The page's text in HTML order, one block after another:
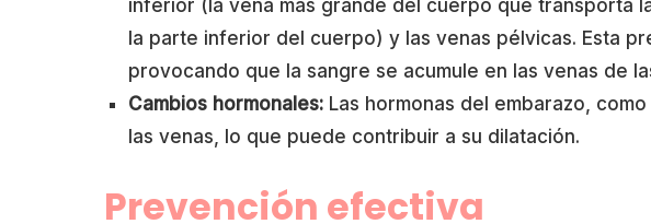
inferior (la vena más grande del cuerpo que transporta
la parte inferior del cuerpo) y las venas pélvicas. Esta
provocando que la sangre se acumule en las venas de
Cambios hormonales: Las hormonas del embarazo,
las venas, lo que puede contribuir a su dilatación.
Prevención efectiva